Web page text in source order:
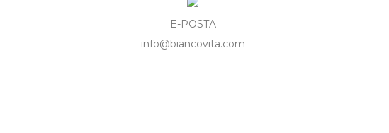
E-POSTA
info@biancovita.com